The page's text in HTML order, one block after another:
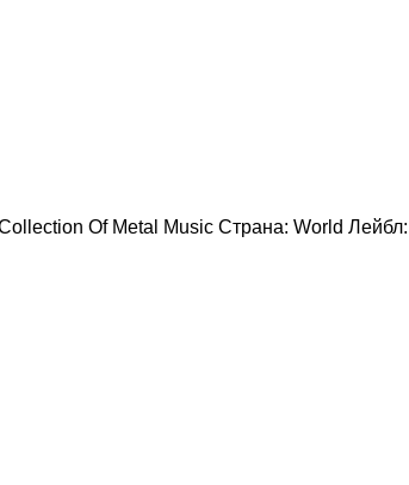
Of Metal Music Страна: World